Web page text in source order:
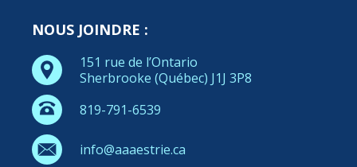
NOUS JOINDRE :
151 rue de l’Ontario
Sherbrooke (Québec) J1J 3P8
819-791-6539
info@aaaestrie.ca